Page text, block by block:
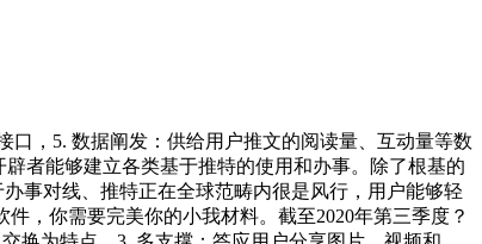
口，5. 数据阐发：供给用户推文的阅读量、互动量等数
者能够建立各类基于推特的使用和办事。除了根基的
事对线、推特正在全球范畴内很是风行，用户能够轻
，你需要完美你的小我材料。截至2020年第三季度？